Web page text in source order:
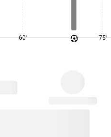
60' 75'